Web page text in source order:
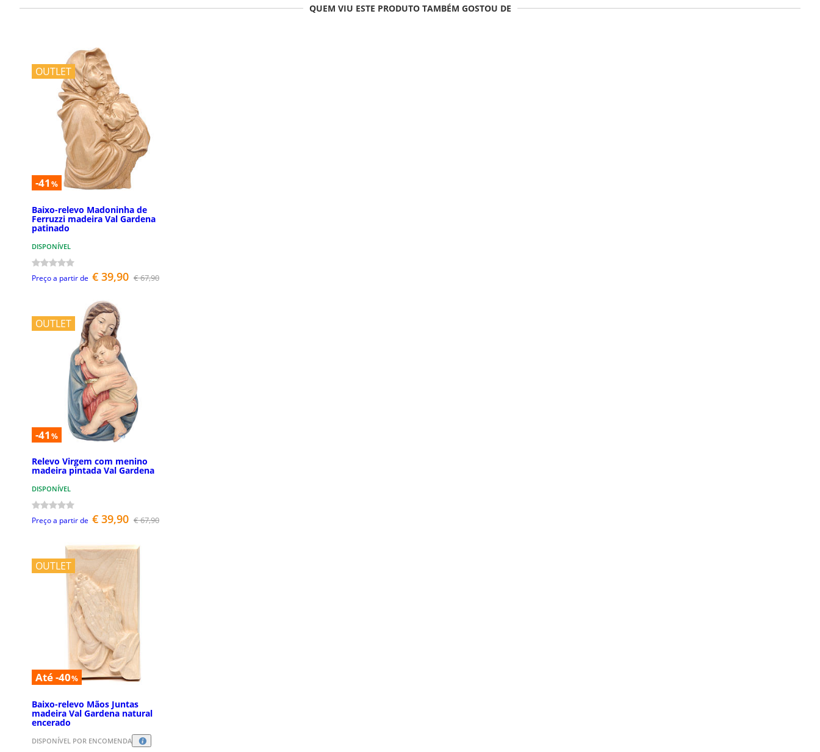
QUEM VIU ESTE PRODUTO TAMBÉM GOSTOU DE
OUTLET
-41 %
Baixo-relevo Madoninha de
Ferruzzi madeira Val Gardena
patinado
DISPONÍVEL
Preço a partir de € 39,90 € 67,90
OUTLET
-41 %
Relevo Virgem com menino
madeira pintada Val Gardena
DISPONÍVEL
Preço a partir de € 39,90 € 67,90
OUTLET
Até -40%
Baixo-relevo Mãos Juntas
madeira Val Gardena natural
encerado
DISPONÍVEL POR ENCOMENDA